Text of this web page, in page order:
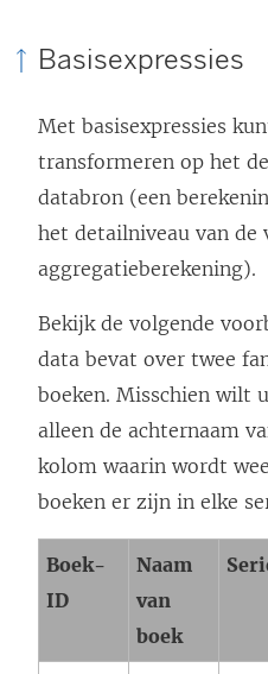
Basisexpressies
Met basisexpressies
transformeren op het
databron (een
het detailniveau van de
aggregatieberekening).
Bekijk de volgende
data bevat over twee
boeken. Misschien wilt
alleen de achternaam
kolom waarin wordt
boeken er zijn in elke
Boek-
ID
Naam
van
boek